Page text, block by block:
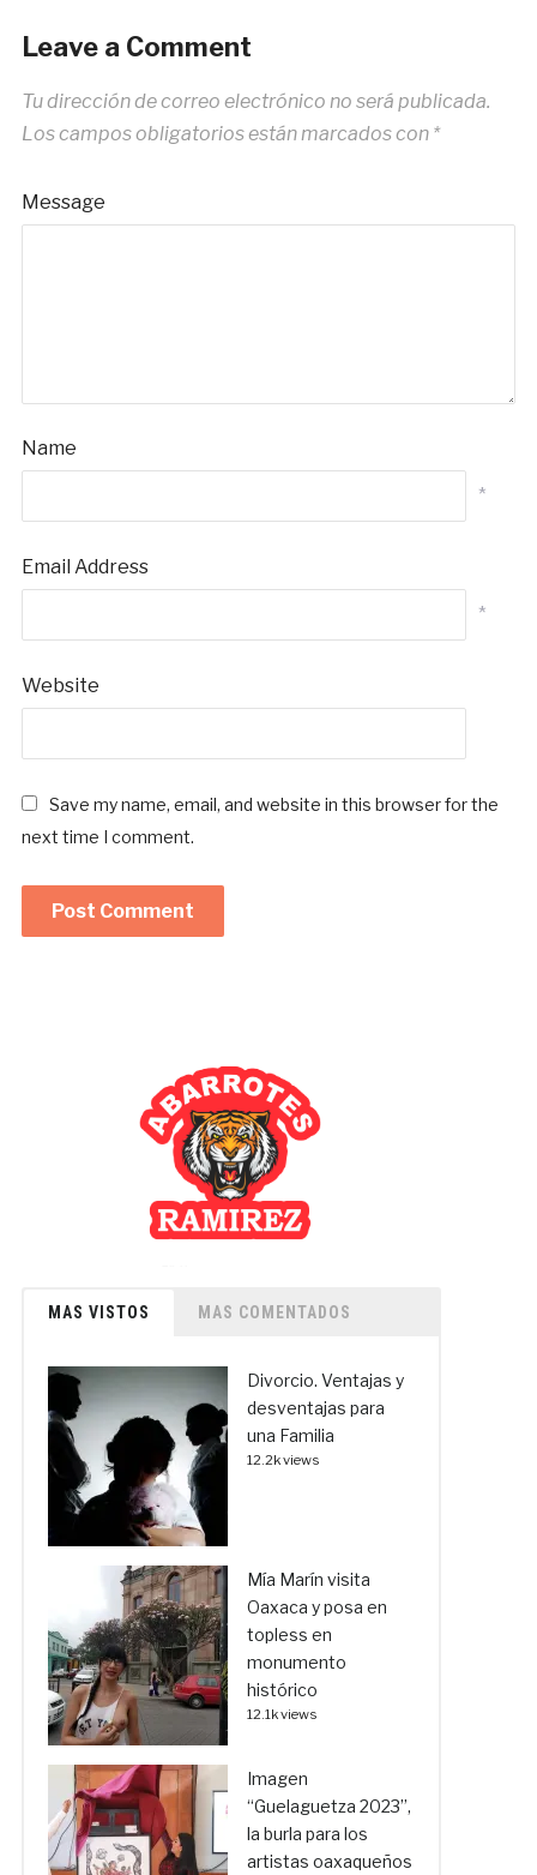
Leave a Comment
Tu dirección de correo electrónico no será publicada.
Los campos obligatorios están marcados con *
Message
Name
*
Email Address
*
Website
Save my name, email, and website in this browser for the
next time I comment.
MAS VISTOS MAS COMENTADOS
Divorcio. Ventajas y
desventajas para
una Familia
12.2k views
Mía Marín visita
Oaxaca y posa en
topless en
monumento
histórico
12.1k views
Imagen
“Guelaguetza 2023”,
la burla para los
artistas oaxaqueños